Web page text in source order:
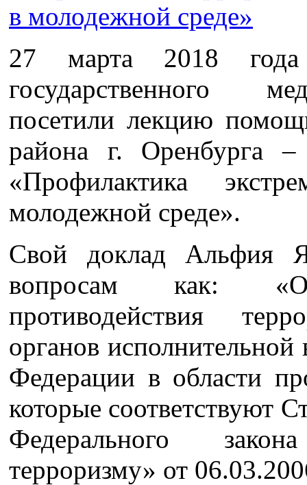
27 марта 2018 года
государственного
посетили лекцию
района г. Оренбурга
«Профилактика
молодежной среде».
Свой доклад Альфия
вопросам как:
противодействия
органов исполнительной
Федерации в области
которые соответствуют
Федерального
терроризму» от